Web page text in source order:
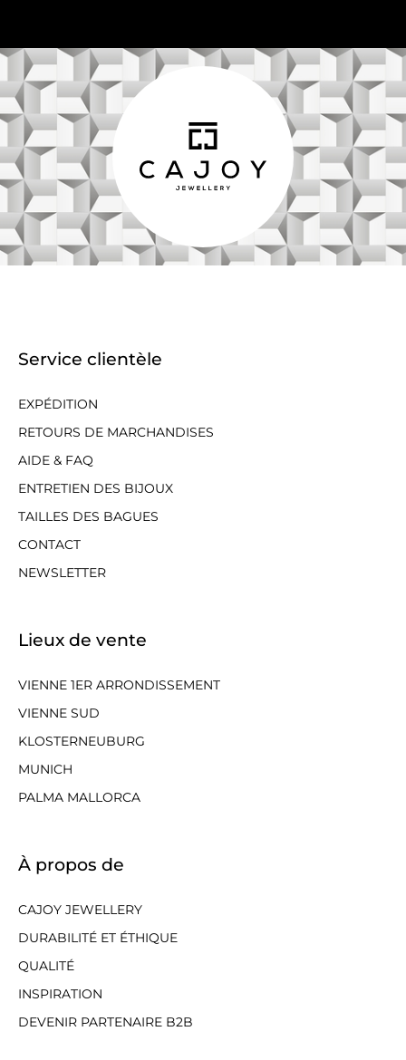
Service clientèle
EXPÉDITION
RETOURS DE MARCHANDISES
AIDE & FAQ
ENTRETIEN DES BIJOUX
TAILLES DES BAGUES
CONTACT
NEWSLETTER
Lieux de vente
VIENNE 1ER ARRONDISSEMENT
VIENNE SUD
KLOSTERNEUBURG
MUNICH
PALMA MALLORCA
À propos de
CAJOY JEWELLERY
DURABILITÉ ET ÉTHIQUE
QUALITÉ
INSPIRATION
DEVENIR PARTENAIRE B2B